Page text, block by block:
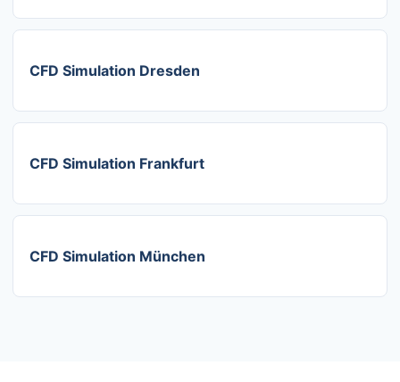
CFD Simulation Dresden
CFD Simulation Frankfurt
CFD Simulation München